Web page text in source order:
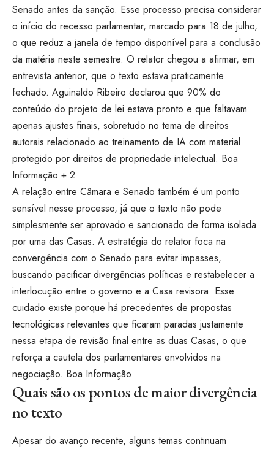
Senado antes da sanção. Esse processo precisa considerar
o início do recesso parlamentar, marcado para 18 de julho,
o que reduz a janela de tempo disponível para a conclusão
da matéria neste semestre. O relator chegou a afirmar, em
entrevista anterior, que o texto estava praticamente
fechado. Aguinaldo Ribeiro declarou que 90% do
conteúdo do projeto de lei estava pronto e que faltavam
apenas ajustes finais, sobretudo no tema de direitos
autorais relacionado ao treinamento de IA com material
protegido por direitos de propriedade intelectual. Boa
Informação + 2
A relação entre Câmara e Senado também é um ponto
sensível nesse processo, já que o texto não pode
simplesmente ser aprovado e sancionado de forma isolada
por uma das Casas. A estratégia do relator foca na
convergência com o Senado para evitar impasses,
buscando pacificar divergências políticas e restabelecer a
interlocução entre o governo e a Casa revisora. Esse
cuidado existe porque há precedentes de propostas
tecnológicas relevantes que ficaram paradas justamente
nessa etapa de revisão final entre as duas Casas, o que
reforça a cautela dos parlamentares envolvidos na
negociação. Boa Informação
Quais são os pontos de maior divergência
no texto
Apesar do avanço recente, alguns temas continuam